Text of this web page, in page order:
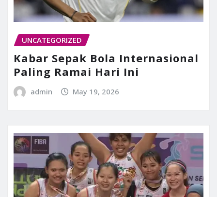
UNCATEGORIZED
Kabar Sepak Bola Internasional
Paling Ramai Hari Ini
admin May 19, 2026